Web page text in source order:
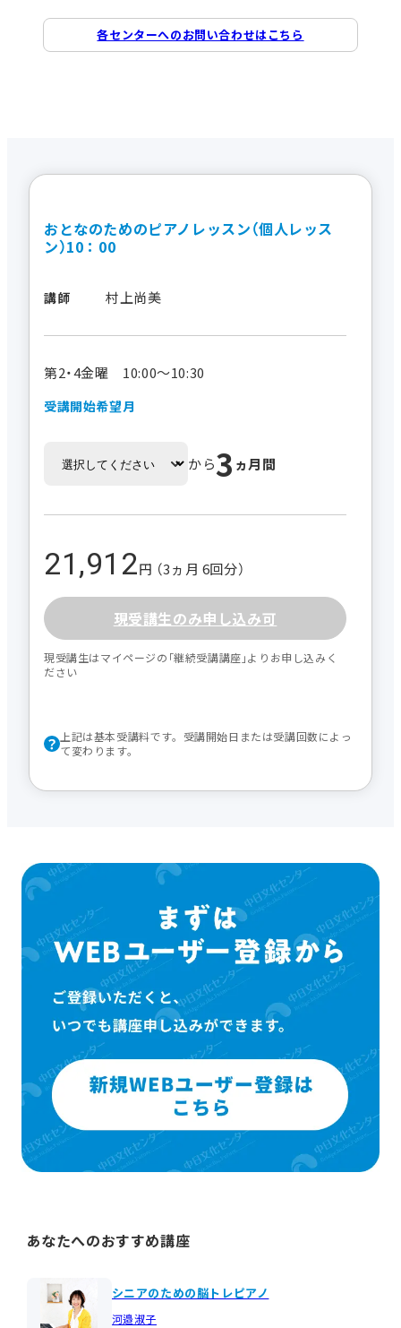
各センターへのお問い合わせはこちら
おとなのためのピアノレッスン（個人レッス
ン）10：00
講師 村上尚美
第2・4金曜 10:00～10:30
受講開始希望月
から3 ヵ月間
21,912円 （3ヵ月 6回分）
現受講生のみ申し込み可
現受講生はマイページの｢継続受講講座｣よりお申し込みく
ださい
上記は基本受講料です。受講開始日または受講回数によっ
て変わります。
あなたへのおすすめ講座
シニアのための脳トレピアノ
河邉淑子